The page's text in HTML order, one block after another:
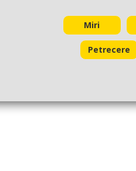
Miri
Petrecere